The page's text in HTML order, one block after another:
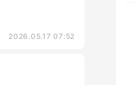
2026.05.17 07:52